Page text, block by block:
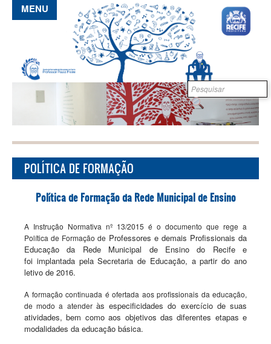
Pular para o conteúdo principal
Formulário de
busca
MENU
POLÍTICA DE FORMAÇÃO
Política de Formação da Rede Municipal de Ensino
A Instrução Normativa nº 13/2015 é o documento que rege a
Política de Formação de Professores e demais Profissionais da
Educação da Rede Municipal de Ensino do Recife e
foi implantada pela Secretaria de Educação, a partir do ano
letivo de 2016.
A formação continuada é ofertada aos profissionais da educação,
de modo a atender às especificidades do exercício de suas
atividades, bem como aos objetivos das diferentes etapas e
modalidades da educação básica.